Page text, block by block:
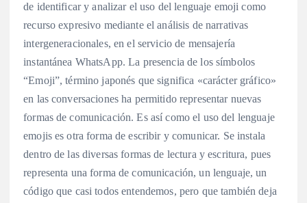
de identificar y analizar el uso del lenguaje emoji como
recurso expresivo mediante el análisis de narrativas
intergeneracionales, en el servicio de mensajería
instantánea WhatsApp. La presencia de los símbolos
“Emoji”, término japonés que significa «carácter gráfico»
en las conversaciones ha permitido representar nuevas
formas de comunicación. Es así como el uso del lenguaje
emojis es otra forma de escribir y comunicar. Se instala
dentro de las diversas formas de lectura y escritura, pues
representa una forma de comunicación, un lenguaje, un
código que casi todos entendemos, pero que también deja